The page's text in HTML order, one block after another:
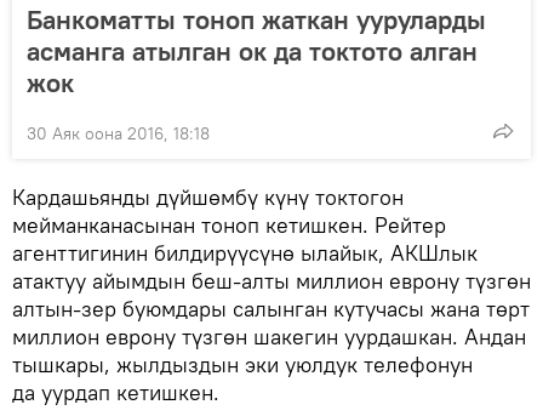
Банкоматты тоноп жаткан ууруларды
асманга атылган ок да токтото алган
жок
30 Аяк оона 2016, 18:18
Кардашьянды дүйшөмбү күнү токтогон
мейманканасынан тоноп кетишкен. Рейтер
агенттигинин билдирүүсүнө ылайык, АКШлык
атактуу айымдын беш-алты миллион еврону түзгөн
алтын-зер буюмдары салынган кутучасы жана төрт
миллион еврону түзгөн шакегин уурдашкан. Андан
тышкары, жылдыздын эки уюлдук телефонун
да уурдап кетишкен.